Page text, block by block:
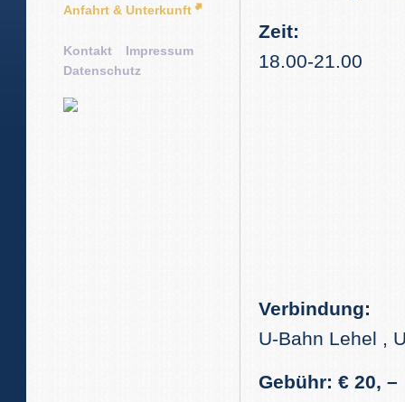
Anfahrt & Unterkunft
Kontakt
Impressum
Datenschutz
Zeit:
18.00-21.00
Verbindung:
U-Bahn Lehel ,
Gebühr: € 20, –